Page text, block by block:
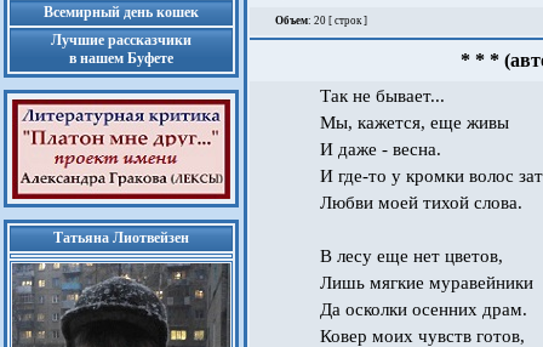
Всемирный день кошек
Лучшие рассказчики
в нашем Буфете
Татьяна Лиотвейзен
Объем: 20 [ строк ]
* * *
Так не бывает...
Мы, кажется, еще живы
И даже - весна.
И где-то у кромки волос
Любви моей тихой слова.
В лесу еще нет цветов,
Лишь мягкие муравейники
Да осколки осенних драм.
Ковер моих чувств готов,